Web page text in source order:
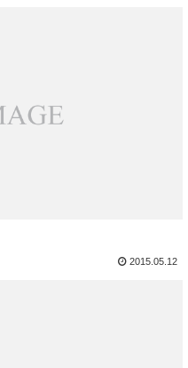
2015.05.12